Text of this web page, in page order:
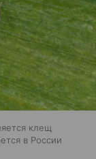
клещ
в России